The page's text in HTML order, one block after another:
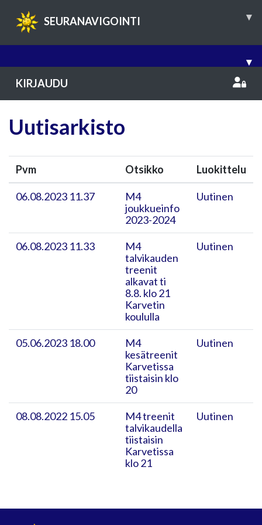
SEURANAVIGOINTI ▾
▾
KIRJAUDU
Uutisarkisto
Pvm Otsikko Luokittelu
06.08.2023 11.37
M4
joukkueinfo
2023-2024
Uutinen
06.08.2023 11.33
M4
talvikauden
treenit
alkavat ti
8.8. klo 21
Karvetin
koululla
Uutinen
05.06.2023 18.00
M4
kesätreenit
Karvetissa
tiistaisin klo
20
Uutinen
08.08.2022 15.05
M4 treenit
talvikaudella
tiistaisin
Karvetissa
klo 21
Uutinen